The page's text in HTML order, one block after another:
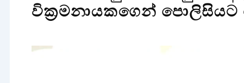
වික්‍රමනායකගෙන් පොලිසියට